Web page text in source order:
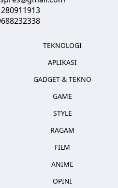
TEKNOLOGI
APLIKASI
GADGET & TEKNO
GAME
STYLE
RAGAM
FILM
ANIME
OPINI